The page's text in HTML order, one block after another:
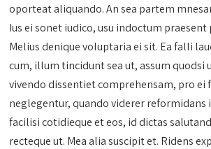
oporteat aliquando. An sea partem
Ius ei sonet iudico, usu indoctum praesent
Melius denique voluptaria ei sit. Ea falli
cum, illum tincidunt sea ut, assum quodsi
vivendo dissentiet comprehensam, pro ei
neglegentur, quando viderer reformidans
facilisi cotidieque et eos, id dictas
recteque ut. Mea alia suscipit et. Ridens